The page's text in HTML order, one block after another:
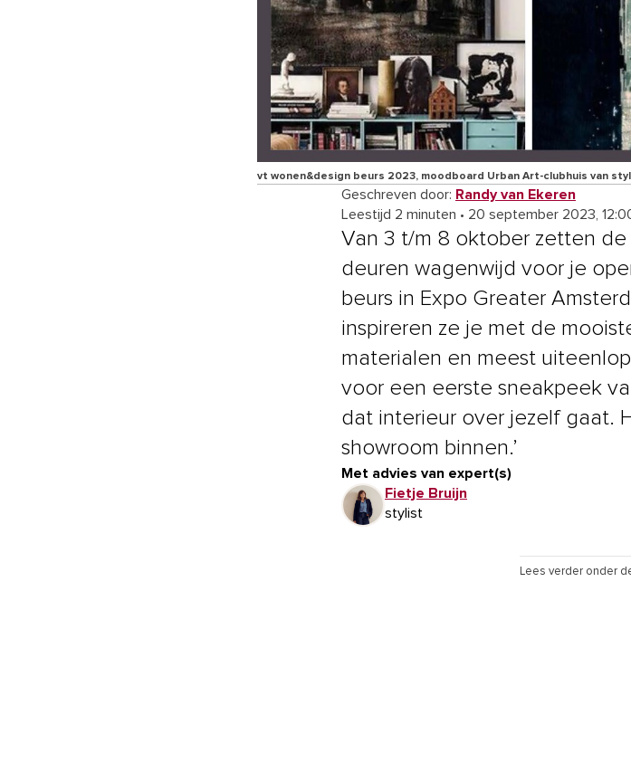
vt wonen&design beurs 2023, moodboard Urban Art-clubhuis van
Geschreven door: Randy van Ekeren
Leestijd 2 minuten • 20 september 2023,
Van 3 t/m 8 oktober zetten
deuren wagenwijd voor je
beurs in Expo Greater
inspireren ze je met de
materialen en meest
voor een eerste sneakpeek
dat interieur over jezelf gaat.
showroom binnen.’
Met advies van expert(s)
Fietje Bruijn
stylist
Lees verder onder